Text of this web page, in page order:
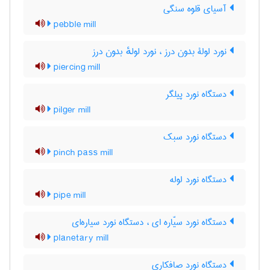
آسیای قلوه سنگی
pebble mill
نورد لولۀ بدون درز ، نورد لولهٔ بدون درز
piercing mill
دستگاه نورد پیلگر
pilger mill
دستگاه نورد سبک
pinch pass mill
دستگاه نورد لوله
pipe mill
دستگاه نورد سیّاره ای ، دستگاه نورد سیاره‌ای
planetary mill
دستگاه نورد صافکاری